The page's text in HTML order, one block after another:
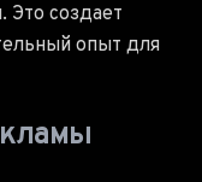
создает
опыт для